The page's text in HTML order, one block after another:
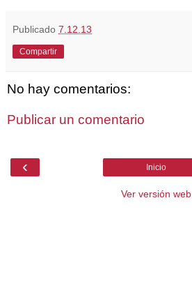
Publicado 7.12.13
Compartir
No hay comentarios:
Publicar un comentario
‹ Inicio
Ver versión web